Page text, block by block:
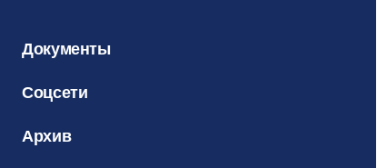
Документы
Соцсети
Архив